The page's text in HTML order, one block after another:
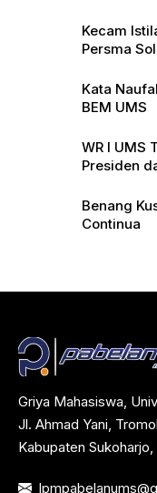
Kecam
Persma
Kata
BEM UMS
WR I UMS
Presiden
Benang
Continua
Griya Mahasiswa,
Jl. Ahmad Yani,
Kabupaten